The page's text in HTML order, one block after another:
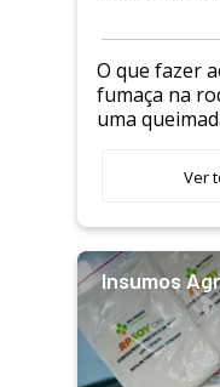
O que fazer
fumaça na
uma
Ver
Insumos